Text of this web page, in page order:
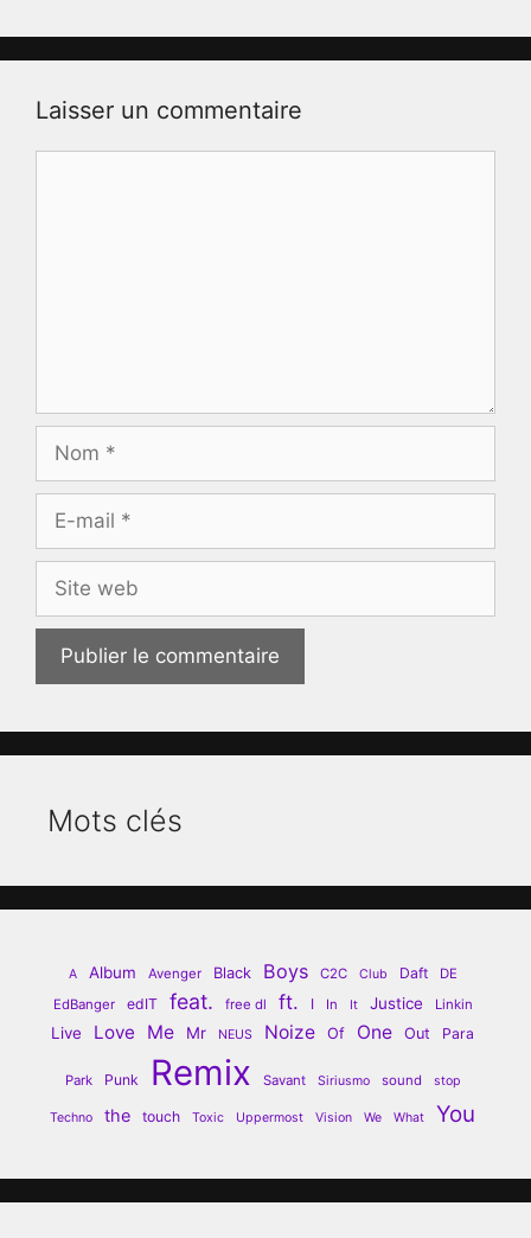
Laisser un commentaire
mail
web
Mots clés
A Album Avenger Black Boys C2C Club Daft
DE
EdBanger
edIT feat. free dl ft. I In It Justice Linkin
Live Love Me Mr NEUS Noize Of One Out Para
Park Punk Remix Savant Siriusmo sound stop
Techno the touch Toxic Uppermost Vision We What You